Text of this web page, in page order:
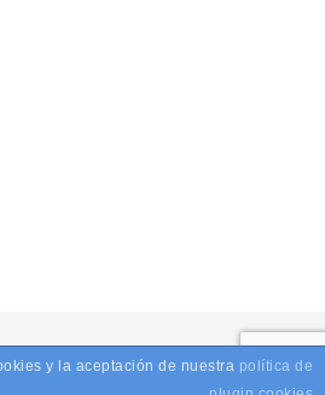
y la aceptación de nuestra política de